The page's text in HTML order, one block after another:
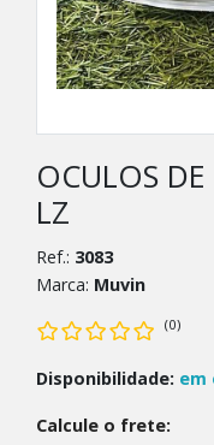
OCULOS
LZ
Ref.: 3083
Marca: Muvin
(0)
Disponibilidade: em
Calcule o frete: